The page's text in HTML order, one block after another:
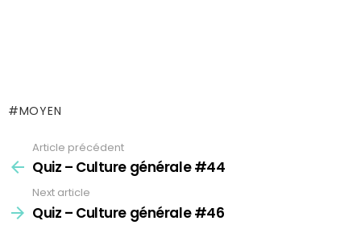
MOYEN
more
Article précédent
Quiz – Culture générale #44
Next article
Quiz – Culture générale #46